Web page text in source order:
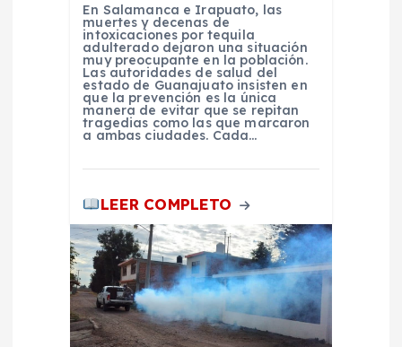
En Salamanca e Irapuato, las
muertes y decenas de
intoxicaciones por tequila
adulterado dejaron una situación
muy preocupante en la población.
Las autoridades de salud del
estado de Guanajuato insisten en
que la prevención es la única
manera de evitar que se repitan
tragedias como las que marcaron
a ambas ciudades. Cada…
LEER COMPLETO